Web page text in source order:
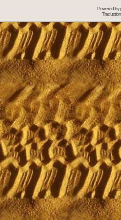
Powered by